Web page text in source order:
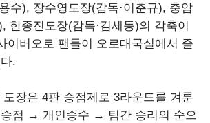
수), 장수영도장(감독·이춘규), 충암
한종진도장(감독·김세동)의 각축이
이버오로 팬들이 오로대국실에서 즐
.
장은 4판 승점제로 3라운드를 겨룬
승점 → 개인승수 → 팀간 승리의 순으